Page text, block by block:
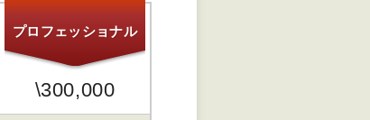
プロフェッショナル
\300,000